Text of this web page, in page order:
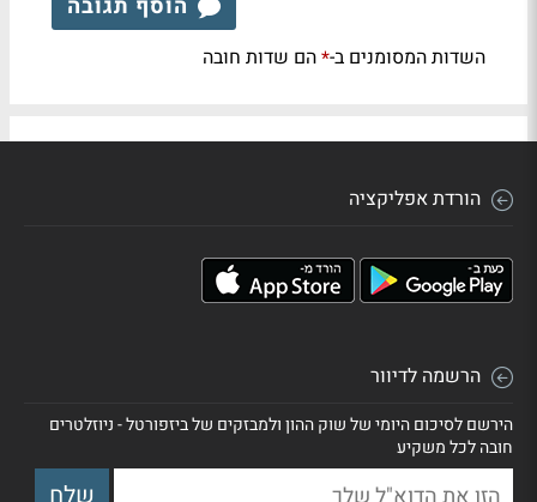
הוסף תגובה
השדות המסומנים ב-*הם שדות חובה
הורדת אפליקציה
הרשמה לדיוור
הירשם לסיכום היומי של שוק ההון ולמבזקים של ביזפורטל - ניוזלטרים
חובה לכל משקיע